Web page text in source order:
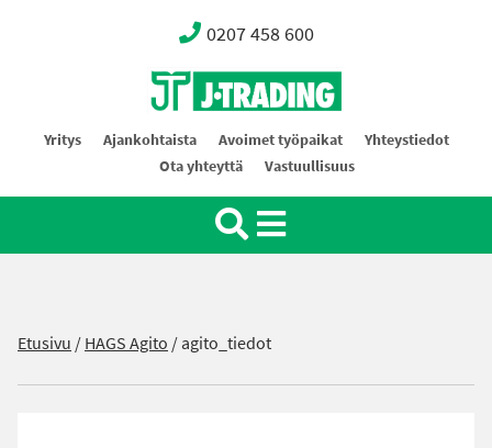
0207 458 600
Oy J-Trading Ab
Yritys Ajankohtaista Avoimet työpaikat
Yhteystiedot
Ota yhteyttä
Vastuullisuus
Etusivu /HAGS Agito /agito_tiedot